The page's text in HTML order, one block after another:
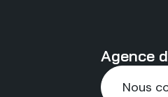
Agence
Nous